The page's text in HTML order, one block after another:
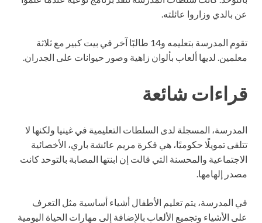
عن بالدي وزاروا عائلته.
تقوم المدرسة بتعليمه و14 طالبًا آخر في بيت كبير مع ثلاثة
معلمين. لديها ألعاب بألوان زاهية وصور حيوانات على الجدران.
قراءات شائعة
المدرسة، المسجلة لدى السلطات التعليمية في غينيا ولكنها لا
تتلقى تمويلًا حكوميًا، هي فكرة مريم عائشة باري، الأخصائية
الاجتماعية والمحسنة التي قالت إن ابنتها المصابة بالتوحد كانت
مصدر إلهامها.
في المدرسة، يتم تعليم الأطفال أشياء أساسية مثل التعرف
على الأشياء وتجميع الألعاب بالإضافة إلى مهارات الحياة اليومية